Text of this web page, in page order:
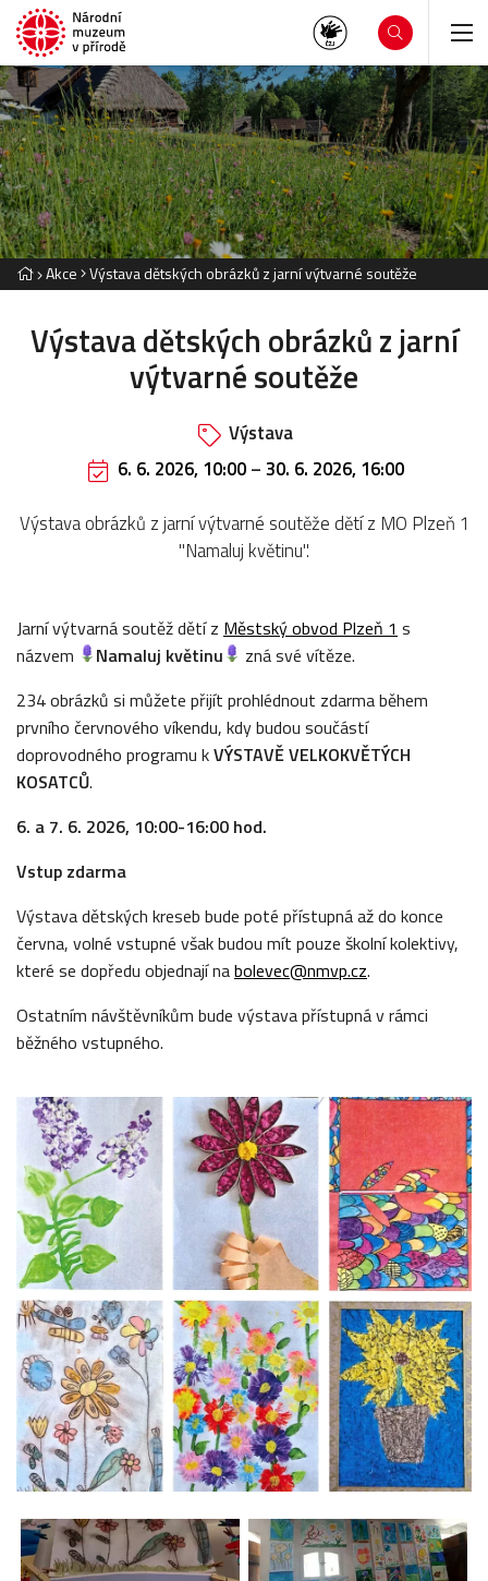
Akce Výstava dětských obrázků z jarní výtvarné soutěže
Výstava dětských obrázků z jarní
výtvarné soutěže
Výstava
6. 6. 2026, 10:00–30. 6. 2026, 16:00
Výstava obrázků z jarní výtvarné soutěže dětí z MO Plzeň 1
"Namaluj květinu".
Jarní výtvarná soutěž dětí z Městský obvod Plzeň 1 s
názvem
Namaluj květinu
zná své vítěze.
234 obrázků si můžete přijít prohlédnout zdarma během
prvního červnového víkendu, kdy budou součástí
doprovodného programu kVÝSTAVĚ VELKOKVĚTÝCH
KOSATCŮ.
6. a 7. 6. 2026, 10:00-16:00 hod.
Vstup zdarma
Výstava dětských kreseb bude poté přístupná až do konce
června, volné vstupné však budou mít pouze školní kolektivy,
které se dopředu objednají nabolevec@nmvp.cz.
Ostatním návštěvníkům bude výstava přístupná v rámci
běžného vstupného.